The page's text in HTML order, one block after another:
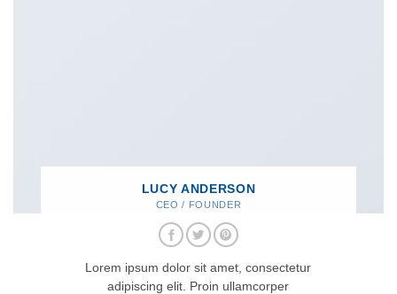
LUCY ANDERSON
CEO / FOUNDER
Lorem ipsum dolor sit amet, consectetur
adipiscing elit. Proin ullamcorper